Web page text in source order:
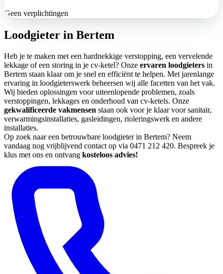
Geen verplichtingen
Loodgieter in Bertem
Heb je te maken met een hardnekkige verstopping, een vervelende
lekkage of een storing in je cv-ketel? Onze ervaren loodgieters in
Bertem staan klaar om je snel en efficiënt te helpen. Met jarenlange
ervaring in loodgieterswerk beheersen wij alle facetten van het vak.
Wij bieden oplossingen voor uiteenlopende problemen, zoals
verstoppingen, lekkages en onderhoud van cv-ketels. Onze
gekwalificeerde vakmensen staan ook voor je klaar voor sanitair,
verwarmingsinstallaties, gasleidingen, rioleringswerk en andere
installaties.
Op zoek naar een betrouwbare loodgieter in Bertem? Neem
vandaag nog vrijblijvend contact op via 0471 212 420. Bespreek je
klus met ons en ontvang kosteloos advies!